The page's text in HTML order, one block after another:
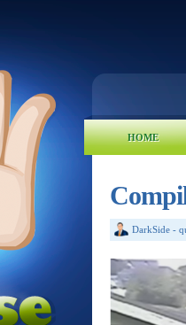
HOME
DarkSide -